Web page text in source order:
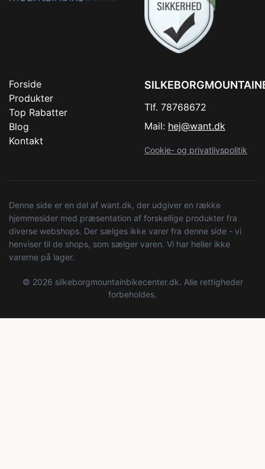
Forside
Produkter
Top Rabatter
Blog
Kontakt
Tlf. 78768672
Mail: hej@want.dk
Cookie- og privatlivspolitik
Denne side er en del af want.dk, der udgiver en række
hjemmesider med præsentation af forskellige produkter fra
diverse webshops. Der sælges ikke varer fra denne side - vi
henviser til de shops, som sælger varen. Vi har heller ikke
varerne på lager.
© 2026 silkeborgmountainbikecenter.dk. Alle rettigheder
forbeholdes.